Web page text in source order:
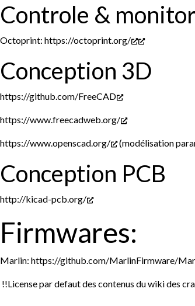
Controle &
Octoprint: https://octoprint.org/
Conception 3D
https://github.com/FreeCAD
https://www.freecadweb.org/
https://www.openscad.org/ (modélisation
Conception PCB
http://kicad-pcb.org/
Firmwares:
Marlin: https://github.com/MarlinFirmware/
!!License par defaut des contenus du wiki des